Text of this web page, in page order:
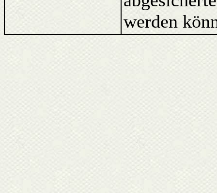
werden